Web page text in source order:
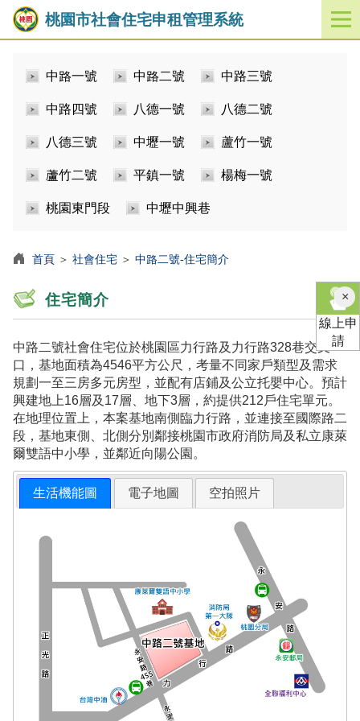
桃園市社會住宅申租管理系統
開
啟
中路一號 中路二號 中路三號
中路四號 八德一號 八德二號
八德三號 中壢一號 蘆竹一號
蘆竹二號 平鎮一號 楊梅一號
桃園東門段 中壢中興巷
首頁 ＞ 社會住宅 ＞ 中路二號-住宅簡介
住宅簡介
中路二號社會住宅位於桃園區力行路及力行路328巷交叉
口，基地面積為4546平方公尺，考量不同家戶類型及需求
規劃一至三房多元房型，並配有店鋪及公立托嬰中心。預計
興建地上16層及17層、地下3層，約提供212戶住宅單元。
在地理位置上，本案基地南側臨力行路，並連接至國際路二
段，基地東側、北側分別鄰接桃園市政府消防局及私立康萊
爾雙語中小學，並鄰近向陽公園。
生活機能圖 電子地圖 空拍照片
×關
閉
線上申
請